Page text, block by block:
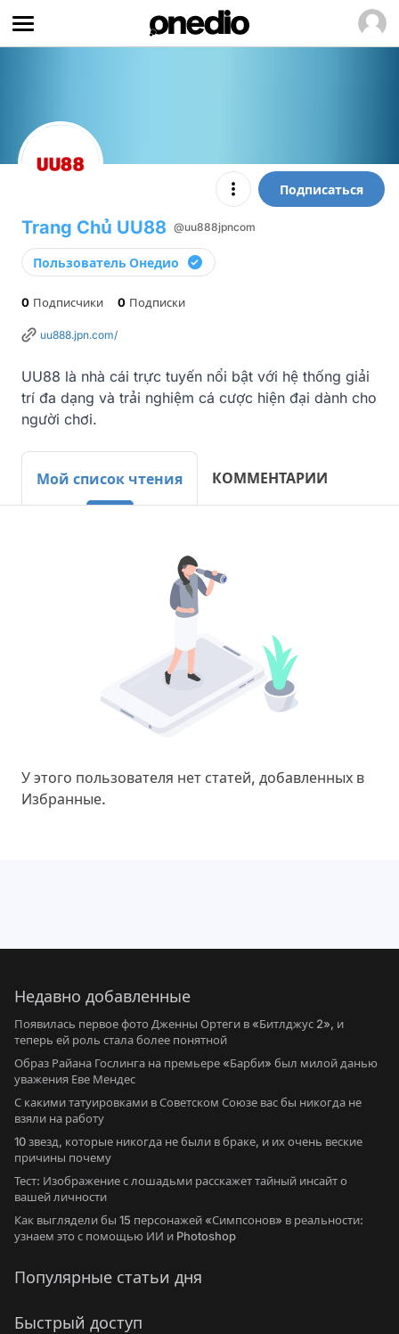
Подписаться
Trang Chủ UU88 @uu888jpncom
Пользователь Онедио
0 Подписчики 0 Подписки
uu888.jpn.com/
UU88 là nhà cái trực tuyến nổi bật với hệ thống giải
trí đa dạng và trải nghiệm cá cược hiện đại dành cho
người chơi.
Мой список чтения КОММЕНТАРИИ
У этого пользователя нет статей, добавленных в
Избранные.
Недавно добавленные
Появилась первое фото Дженны Ортеги в «Битлджус 2», и
теперь ей роль стала более понятной
Образ Райана Гослинга на премьере «Барби» был милой данью
уважения Еве Мендес
С какими татуировками в Советском Союзе вас бы никогда не
взяли на работу
10 звезд, которые никогда не были в браке, и их очень веские
причины почему
Тест: Изображение с лошадьми расскажет тайный инсайт о
вашей личности
Как выглядели бы 15 персонажей «Симпсонов» в реальности:
узнаем это с помощью ИИ и Photoshop
Популярные статьи дня
Быстрый доступ